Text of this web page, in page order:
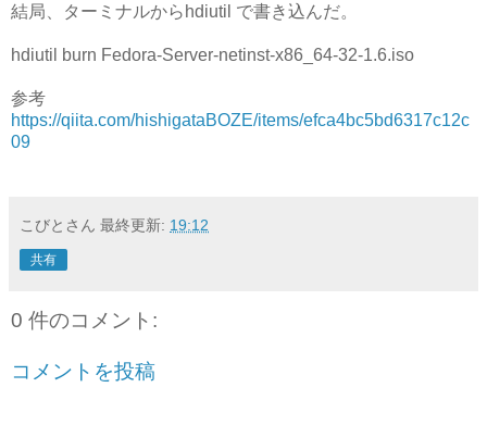
結局、ターミナルからhdiutil で書き込んだ。
hdiutil burn Fedora-Server-netinst-x86_64-32-1.6.iso
参考
https://qiita.com/hishigataBOZE/items/efca4bc5bd6317c12c
09
こびとさん 最終更新: 19:12
共有
0 件のコメント:
コメントを投稿